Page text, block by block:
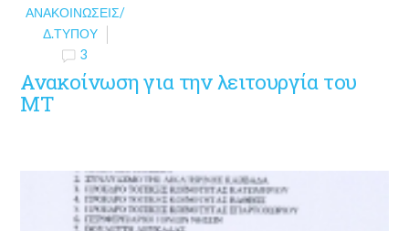
ΑΝΑΚΟΙΝΏΣΕΙΣ/
Δ.ΤΎΠΟΥ
3
Ανακοίνωση για την λειτουργία του
MT